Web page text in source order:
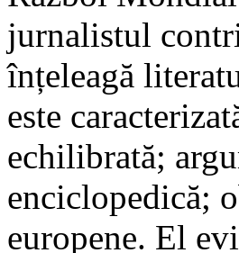
jurnalistul
înțeleagă
este
echilibrată;
enciclopedică;
europene. El